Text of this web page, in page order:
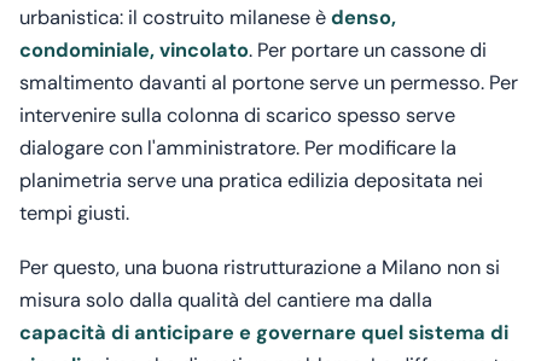
urbanistica: il costruito milanese èdenso,
condominiale, vincolato. Per portare un cassone di
smaltimento davanti al portone serve un permesso. Per
intervenire sulla colonna di scarico spesso serve
dialogare con l'amministratore. Per modificare la
planimetria serve una pratica edilizia depositata nei
tempi giusti.
Per questo, una buona ristrutturazione a Milano non si
misura solo dalla qualità del cantiere ma dalla
capacità di anticipare e governare quel sistema di